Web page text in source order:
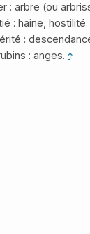
: arbre (ou
: haine,
:
: anges.